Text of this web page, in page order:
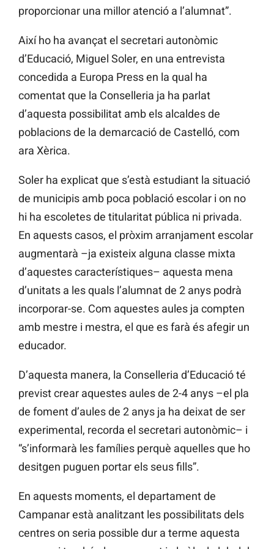
proporcionar una millor atenció a l’alumnat”.
Així ho ha avançat el secretari autonòmic
d’Educació, Miguel Soler, en una entrevista
concedida a Europa Press en la qual ha
comentat que la Conselleria ja ha parlat
d’aquesta possibilitat amb els alcaldes de
poblacions de la demarcació de Castelló, com
ara Xèrica.
Soler ha explicat que s’està estudiant la situació
de municipis amb poca població escolar i on no
hi ha escoletes de titularitat pública ni privada.
En aquests casos, el pròxim arranjament escolar
augmentarà –ja existeix alguna classe mixta
d’aquestes característiques– aquesta mena
d’unitats a les quals l’alumnat de 2 anys podrà
incorporar-se. Com aquestes aules ja compten
amb mestre i mestra, el que es farà és afegir un
educador.
D’aquesta manera, la Conselleria d’Educació té
previst crear aquestes aules de 2-4 anys –el pla
de foment d’aules de 2 anys ja ha deixat de ser
experimental, recorda el secretari autonòmic– i
“s’informarà les famílies perquè aquelles que ho
desitgen puguen portar els seus fills”.
En aquests moments, el departament de
Campanar està analitzant les possibilitats dels
centres on seria possible dur a terme aquesta